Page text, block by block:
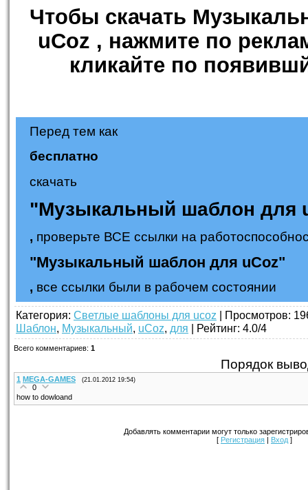
Чтобы скачать
uCoz , нажмите по
кликайте по
Перед тем как
бесплатно
скачать
"Музыкальный шаблон для
, проверьте ВСЕ ссылки на
"Музыкальный шаблон для uCoz"
, все ссылки были в рабочем состоянии
Категория: Светлые шаблоны для ucoz | Просмотров:
Шаблон, Музыкальный, uCoz, для | Рейтинг: 4.0/4
Всего комментариев: 1
Порядок
1 MEGA-GAMES (21.01.2012 19:54)
0
how to dowloand
Добавлять комментарии могут только
[ Регистрация | Вход ]